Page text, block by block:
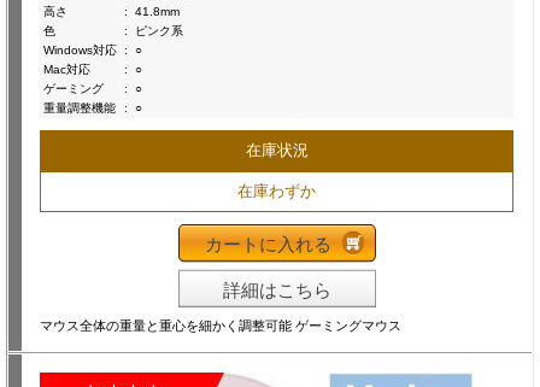
高さ
:
41.8mm
色
:
ピンク系
Windows対応 :
○
Mac対応
:
○
ゲーミング
:
○
重量調整機能
: ○
在庫状況
在庫わずか
カートに入れる
詳細はこちら
マウス全体の重量と重心を細かく調整可能 ゲーミングマウス